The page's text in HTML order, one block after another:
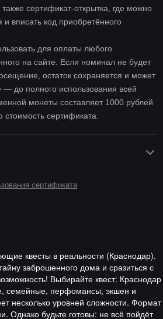
сертификат-открытка, где можно
вписать код приобретённого
для оплаты любого
на сайте. Если номинал не будет
остаток сохраняется и может
— до полного использования всей
монеты составляет 1000 рублей
сертификата.
из вашего города. После оплаты
сертификата
квесты в реальности (Краснодар).
заброшенного дома и сразиться с
Выбирайте квест: Краснодар
семейные, перфомансы, экшен и
несколько уровней сложности. Формат
Однако будьте готовы: не всё пойдёт